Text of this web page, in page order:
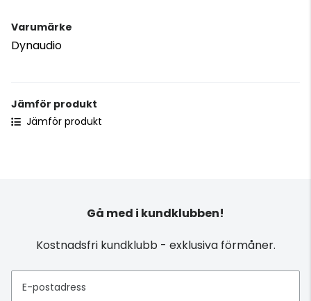
Varumärke
Dynaudio
Jämför produkt
Jämför produkt
Gå med i kundklubben!
Kostnadsfri kundklubb - exklusiva förmåner.
E-postadress